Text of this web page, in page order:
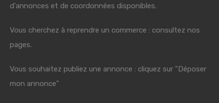
d'annonces et de coordonnées disponibles.
Vous cherchez à reprendre un commerce : consultez nos
pages.
Vous souhaitez publiez une annonce : cliquez sur "Déposer
mon annonce"